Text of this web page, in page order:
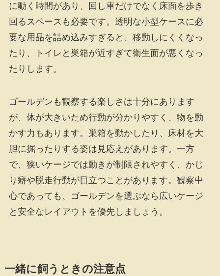
に動く時間があり、回し車だけでなく床面を歩き
回るスペースも必要です。透明な小型ケースに必
要な用品を詰め込みすぎると、移動しにくくなっ
たり、トイレと巣箱が近すぎて衛生面が悪くなっ
たりします。
ゴールデンも観察する楽しさは十分にあります
が、体が大きいため行動が分かりやすく、物を動
かす力もあります。巣箱を動かしたり、床材を大
胆に掘ったりする姿は見応えがあります。一方
で、狭いケージでは動きが制限されやすく、かじ
り癖や脱走行動が目立つことがあります。観察中
心であっても、ゴールデンを選ぶなら広いケージ
と安全なレイアウトを優先しましょう。
一緒に飼うときの注意点